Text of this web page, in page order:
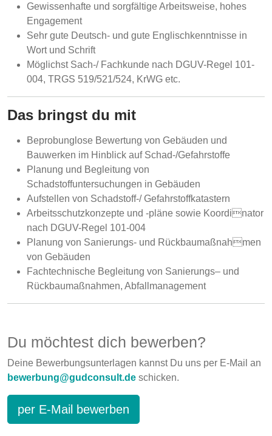
Gewissenhafte und sorgfältige Arbeitsweise, hohes
Engagement
Sehr gute Deutsch- und gute Englischkenntnisse in
Wort und Schrift
Möglichst Sach-/ Fachkunde nach DGUV-Regel 101-
004, TRGS 519/521/524, KrWG etc.
Das bringst du mit
Beprobunglose Bewertung von Gebäuden und
Bauwerken im Hinblick auf Schad-/Gefahrstoffe
Planung und Begleitung von
Schadstoffuntersuchungen in Gebäuden
Aufstellen von Schadstoff-/ Gefahrstoffkatastern
Arbeitsschutzkonzepte und -pläne sowie Koordinator
nach DGUV-Regel 101-004
Planung von Sanierungs- und Rückbaumaßnahmen
von Gebäuden
Fachtechnische Begleitung von Sanierungs– und
Rückbaumaßnahmen, Abfallmanagement
Du möchtest dich bewerben?
Deine Bewerbungsunterlagen kannst Du uns per E-Mail an
bewerbung@gudconsult.de schicken.
per E-Mail bewerben